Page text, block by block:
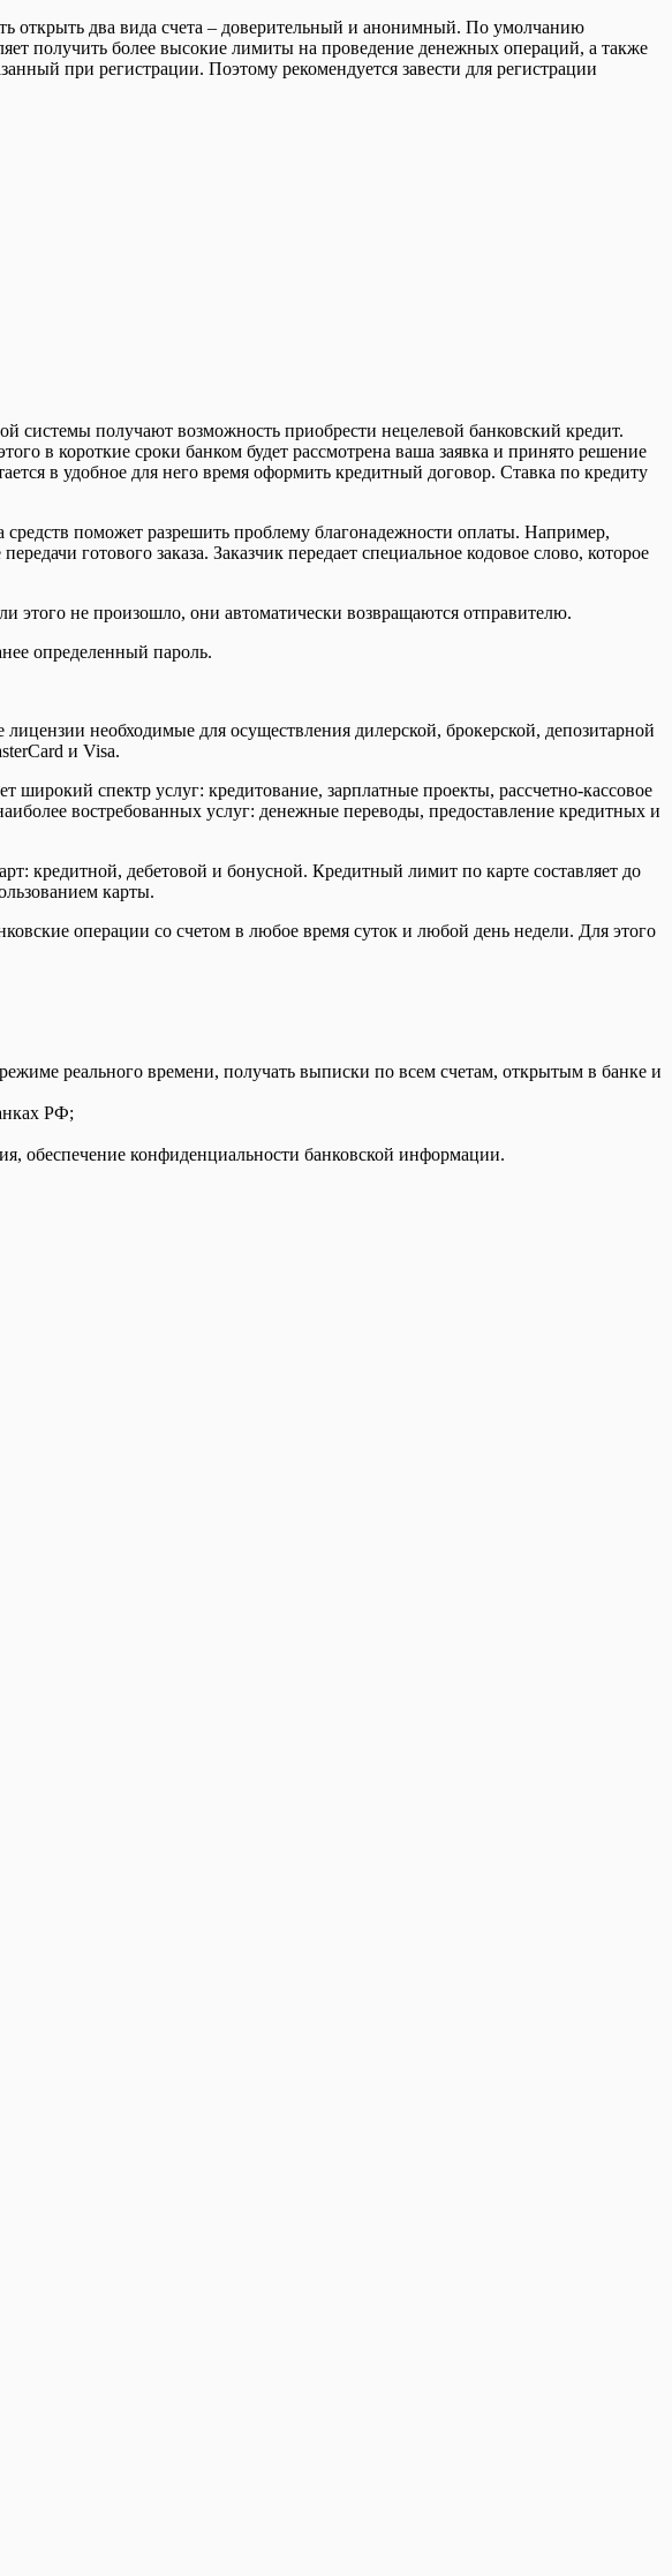
открыть два вида счета – доверительный и анонимный. По умолчанию
получить более высокие лимиты на проведение денежных операций, а также
при регистрации. Поэтому рекомендуется завести для регистрации
системы получают возможность приобрести нецелевой банковский кредит.
в короткие сроки банком будет рассмотрена ваша заявка и принято решение
в удобное для него время оформить кредитный договор. Ставка по кредиту
поможет разрешить проблему благонадежности оплаты. Например,
готового заказа. Заказчик передает специальное кодовое слово, которое
не произошло, они автоматически возвращаются отправителю.
определенный пароль.
необходимые для осуществления дилерской, брокерской, депозитарной
и Visa.
спектр услуг: кредитование, зарплатные проекты, рассчетно-кассовое
востребованных услуг: денежные переводы, предоставление кредитных и
кредитной, дебетовой и бонусной. Кредитный лимит по карте составляет до
карты.
операции со счетом в любое время суток и любой день недели. Для этого
реального времени, получать выписки по всем счетам, открытым в банке и
РФ;
обеспечение конфиденциальности банковской информации.